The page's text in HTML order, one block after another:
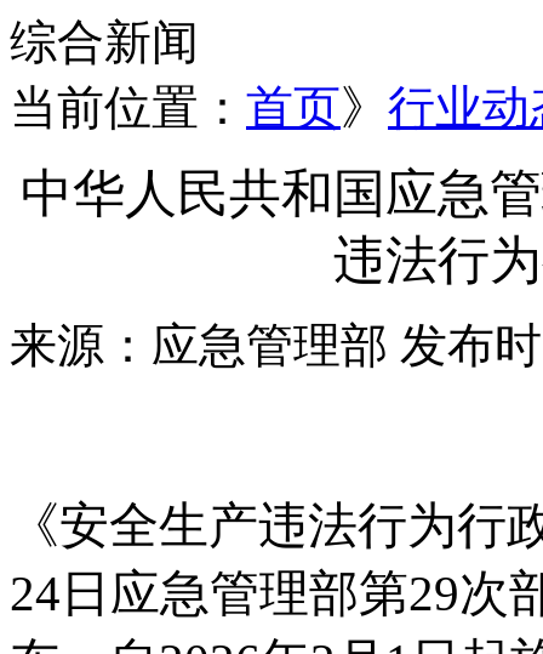
综合新闻
当前位置： 首页》 行业动
中华人民共和国应急
违法行
来源：应急管理部 发布
《安全生产违法行为行
24日应急管理部第29次